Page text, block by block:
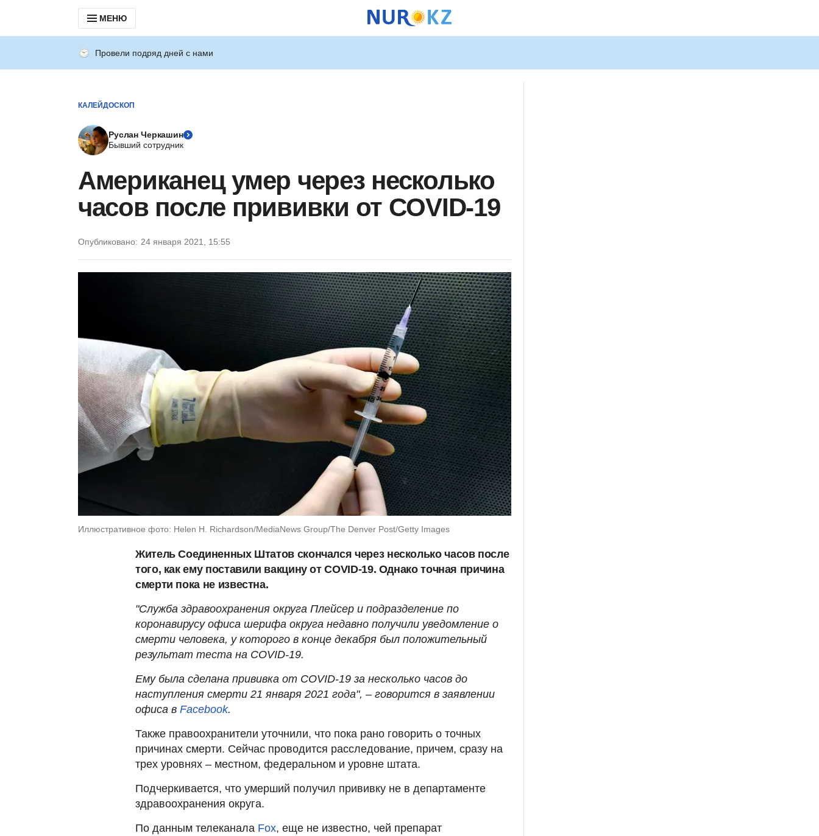
МЕНЮ
Провели подряд дней с нами
КАЛЕЙДОСКОП
Руслан Черкашин
Бывший сотрудник
Американец умер через несколько
часов после прививки от COVID-19
Опубликовано: 24 января 2021, 15:55
Иллюстративное фото: Helen H. Richardson/MediaNews Group/The Denver Post/Getty Images
Житель Соединенных Штатов скончался через несколько часов после
того, как ему поставили вакцину от COVID-19. Однако точная причина
смерти пока не известна.
"Служба здравоохранения округа Плейсер и подразделение по
коронавирусу офиса шерифа округа недавно получили уведомление о
смерти человека, у которого в конце декабря был положительный
результат теста на COVID-19.
Ему была сделана прививка от COVID-19 за несколько часов до
наступления смерти 21 января 2021 года", – говорится в заявлении
офиса в Facebook.
Также правоохранители уточнили, что пока рано говорить о точных
причинах смерти. Сейчас проводится расследование, причем, сразу на
трех уровнях – местном, федеральном и уровне штата.
Подчеркивается, что умерший получил прививку не в департаменте
здравоохранения округа.
По данным телеканала Fox, еще не известно, чей препарат